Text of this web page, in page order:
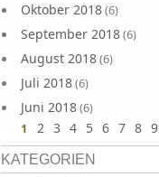
Oktober 2018(6)
September 2018(6)
August 2018(6)
Juli 2018(6)
Juni 2018(6)
1 2 3 4 5 6 7 8 9
KATEGORIEN